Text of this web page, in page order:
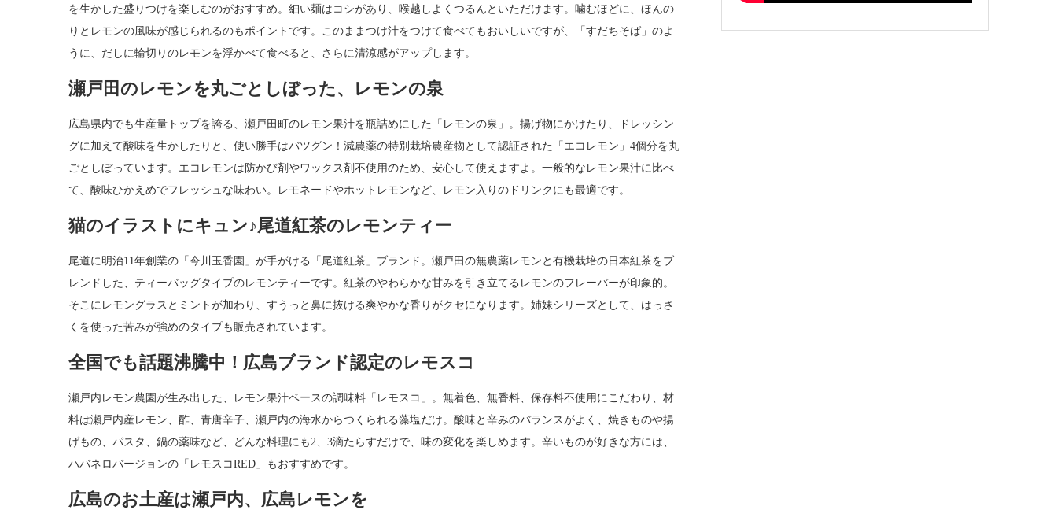
を生かした盛りつけを楽しむのがおすすめ。細い麺はコシがあり、喉越しよくつるんといただけます。噛むほどに、ほんの
りとレモンの風味が感じられるのもポイントです。このままつけ汁をつけて食べてもおいしいですが、「すだちそば」のよ
うに、だしに輪切りのレモンを浮かべて食べると、さらに清涼感がアップします。
瀬戸田のレモンを丸ごとしぼった、レモンの泉
広島県内でも生産量トップを誇る、瀬戸田町のレモン果汁を瓶詰めにした「レモンの泉」。揚げ物にかけたり、ドレッシン
グに加えて酸味を生かしたりと、使い勝手はバツグン！減農薬の特別栽培農産物として認証された「エコレモン」4個分を丸
ごとしぼっています。エコレモンは防かび剤やワックス剤不使用のため、安心して使えますよ。一般的なレモン果汁に比べ
て、酸味ひかえめでフレッシュな味わい。レモネードやホットレモンなど、レモン入りのドリンクにも最適です。
猫のイラストにキュン♪尾道紅茶のレモンティー
尾道に明治11年創業の「今川玉香園」が手がける「尾道紅茶」ブランド。瀬戸田の無農薬レモンと有機栽培の日本紅茶をブ
レンドした、ティーバッグタイプのレモンティーです。紅茶のやわらかな甘みを引き立てるレモンのフレーバーが印象的。
そこにレモングラスとミントが加わり、すうっと鼻に抜ける爽やかな香りがクセになります。姉妹シリーズとして、はっさ
くを使った苦みが強めのタイプも販売されています。
全国でも話題沸騰中！広島ブランド認定のレモスコ
瀬戸内レモン農園が生み出した、レモン果汁ベースの調味料「レモスコ」。無着色、無香料、保存料不使用にこだわり、材
料は瀬戸内産レモン、酢、青唐辛子、瀬戸内の海水からつくられる藻塩だけ。酸味と辛みのバランスがよく、焼きものや揚
げもの、パスタ、鍋の薬味など、どんな料理にも2、3滴たらすだけで、味の変化を楽しめます。辛いものが好きな方には、
ハバネロバージョンの「レモスコRED」もおすすめです。
広島のお土産は瀬戸内、広島レモンを